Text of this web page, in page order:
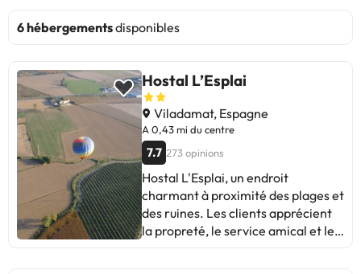
6 hébergementsdisponibles
Hostal L’Esplai
Viladamat, Espagne
A 0,43 mi du centre
7.7 273 opinions
Hostal L'Esplai, un endroit
charmant à proximité des plages et
des ruines. Les clients apprécient
la propreté, le service amical et le